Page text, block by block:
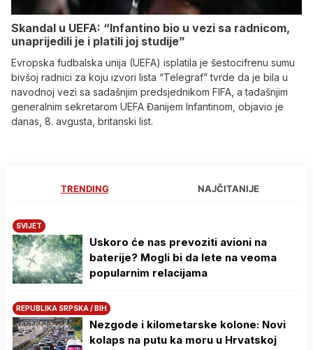
Skandal u UEFA: “Infantino bio u vezi sa radnicom,
unaprijedili je i platili joj studije”
Evropska fudbalska unija (UEFA) isplatila je šestocifrenu sumu
bivšoj radnici za koju izvori lista “Telegraf” tvrde da je bila u
navodnoj vezi sa sadašnjim predsjednikom FIFA, a tadašnjim
generalnim sekretarom UEFA Đanijem Infantinom, objavio je
danas, 8. avgusta, britanski list.
TRENDING NAJČITANIJE
SVIJET
Uskoro će nas prevoziti avioni na
baterije? Mogli bi da lete na veoma
popularnim relacijama
REPUBLIKA SRPSKA / BIH
Nezgode i kilometarske kolone: Novi
kolaps na putu ka moru u Hrvatskoj